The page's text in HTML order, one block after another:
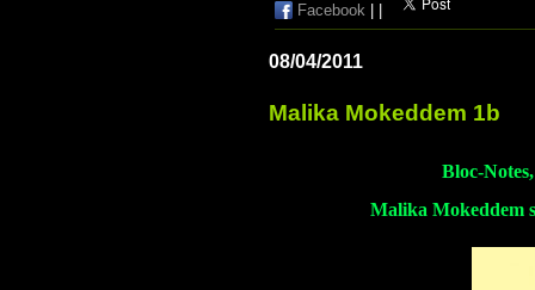
Facebook
08/04/2011
Malika Mokeddem 1b
Bloc-
Malika Mokeddem